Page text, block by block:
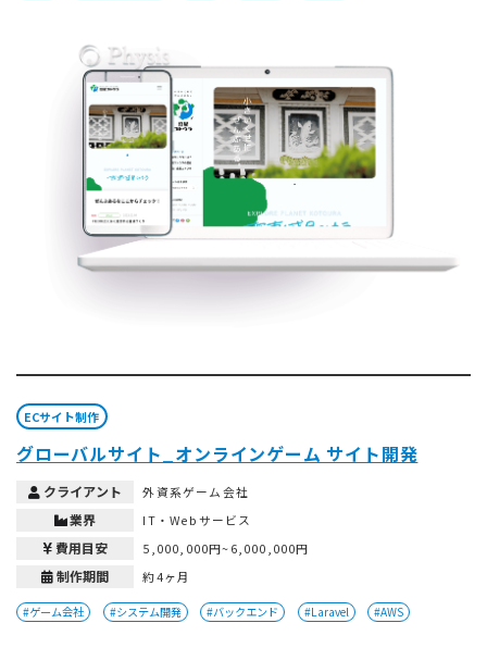
ECサイト制作
グローバルサイト_オンラインゲーム サイト開発
クライアント 外資系ゲーム会社
業界 IT・Webサービス
費用目安 5,000,000円~6,000,000円
制作期間 約4ヶ月
#ゲーム会社 #システム開発 #バックエンド #Laravel #AWS